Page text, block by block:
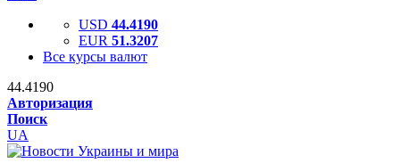
USD 44.4190
EUR 51.3207
Все курсы валют
44.4190
Авторизация
Поиск
UA